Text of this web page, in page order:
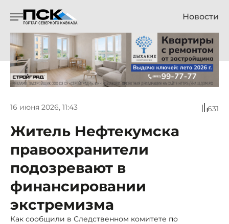
Новости
16 июня 2026, 11:43 631
Житель Нефтекумска
правоохранители
подозревают в
финансировании
экстремизма
Как сообщили в Следственном комитете по